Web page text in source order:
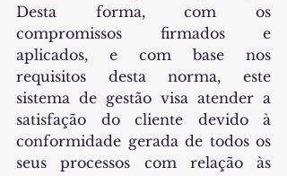
Desta forma, com os
compromissos firmados e
aplicados, e com base nos
requisitos desta norma, este
sistema de gestão visa atender a
satisfação do cliente devido à
conformidade gerada de todos os
seus processos com relação às